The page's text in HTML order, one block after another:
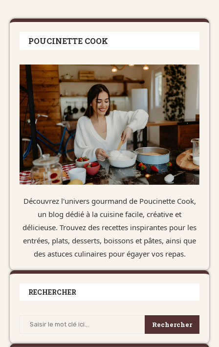
POUCINETTE COOK
Découvrez l'univers gourmand de Poucinette Cook,
un blog dédié à la cuisine facile, créative et
délicieuse. Trouvez des recettes inspirantes pour les
entrées, plats, desserts, boissons et pâtes, ainsi que
des astuces culinaires pour égayer vos repas.
RECHERCHER
Rechercher